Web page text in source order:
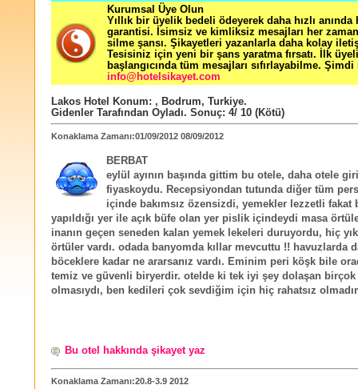
Kurumsal Üye Olun
Yıllık bir üyelik bedeli ödeyerek daha hızlı
garantisi. İsimsiz ve kimliksiz mesajları her zaman
silme şansı. Şikayetleri yazanlarla daha kolay
Tesisiniz için yeni bir şans yaratma fırsatı. İlk
başlangıcında tüm mesajları sıfırlayabilme. Şimdi
info@hotelsikayet.com
Lakos Hotel Konum: , Bodrum, Turkiye.
Gidenler Tarafından Oyladı. Sonuç: 4/ 10 (Kötü)
Konaklama Zamanı:01/09/2012 08/09/2012
BERBAT
eylül ayının başında gittim bu otele, daha otele
fiyaskoydu. Recepsiyondan tutunda diğer tüm
içinde bakımsız özensizdi, yemekler lezzetli fakat
yapıldığı yer ile açık büfe olan yer pislik içindeydi masa
inanın geçen seneden kalan yemek lekeleri duruyordu, hiç
örtüler vardı. odada banyomda kıllar mevcuttu !! havuzlarda
böceklere kadar ne ararsanız vardı. Eminim peri köşk bile
temiz ve güvenli biryerdir. otelde ki tek iyi şey dolaşan
olmasıydı, ben kedileri çok sevdiğim için hiç rahatsız
Bu otel hakkında şikayet yaz
Konaklama Zamanı:20.8-3.9 2012